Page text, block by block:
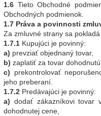
1.6 Tieto Obchodné
Obchodných podmienok.
1.7 Práva a povinnosti
Za zmluvné strany sa
1.7.1 Kupujúci je povinný:
a) prevziať objednaný tovar,
b) zaplatiť za tovar
c) prekontrolovať
jeho preberaní.
1.7.2 Predávajúci je povinný:
a) dodať zákazníkovi tovar
dohodnutej cene,